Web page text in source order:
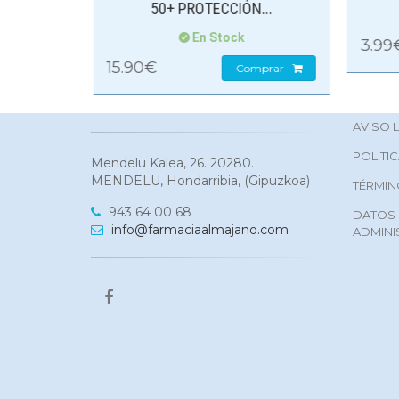
En Stock
Comprar
Mendelu Kalea, 26. 20280.
MENDELU, Hondarribia, (Gipuzkoa)
943 64 00 68
info@farmaciaalmajano.com
AVISO
DATOS